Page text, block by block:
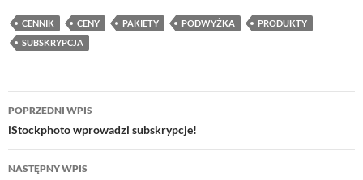
CENNIK CENY PAKIETY PODWYŻKA
PRODUKTY
SUBSKRYPCJA
Nawigacja
wpisu
POPRZEDNI WPIS
iStockphoto wprowadzi subskrypcje!
NASTĘPNY WPIS